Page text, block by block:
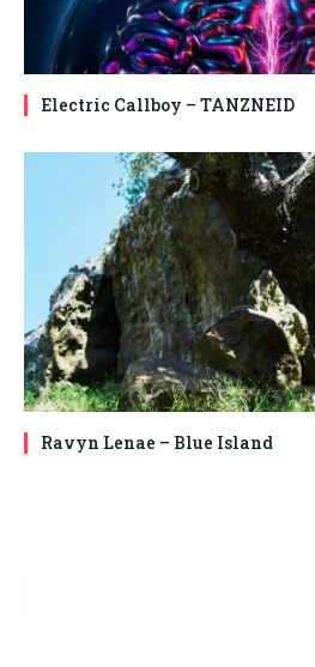
Electric Callboy – TANZNEID
Ravyn Lenae – Blue Island